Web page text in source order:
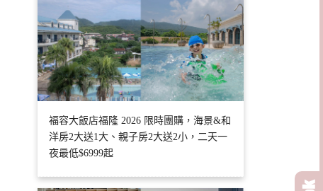
福容大飯店福隆 2026 限時團購，海景&和
洋房2大送1大、親子房2大送2小，二天一
夜最低$6999起